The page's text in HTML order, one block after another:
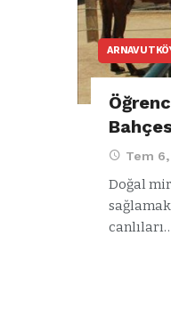
Tem 6,
Doğal